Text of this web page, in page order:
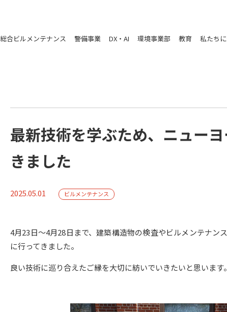
総合ビルメンテナンス 警備事業 DX・AI 環境事業部 教育 私たち
最新技術を学ぶため、ニュー
きました
2025.05.01 ビルメンテナンス
4月23日～4月28日まで、建築構造物の検査やビルメンテナン
に行ってきました。
良い技術に巡り合えたご縁を大切に紡いでいきたいと思います。